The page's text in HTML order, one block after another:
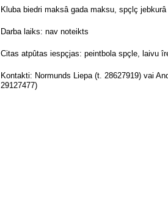
Kluba biedri maksâ gada maksu, spçlç
Darba laiks: nav noteikts
Citas atpûtas iespçjas: peintbola spçle, laivu
Kontakti: Normunds Liepa (t. 28627919) vai
29127477)